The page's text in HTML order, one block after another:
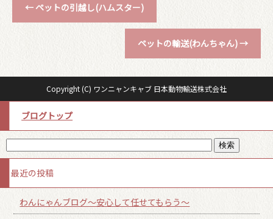
← ペットの引越し(ハムスター)
ペットの輸送(わんちゃん)→
Copyright (C) ワンニャンキャブ 日本動物輸送株式会社
ブログトップ
最近の投稿
わんにゃんブログ～安心して任せてもらう～